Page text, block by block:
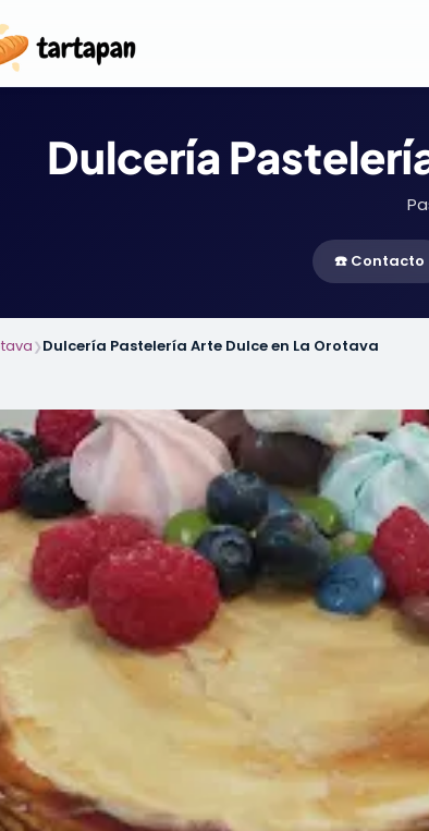
Dulcería
☎️ Contacto
❯Dulcería Pastelería Arte Dulce en La Orotava